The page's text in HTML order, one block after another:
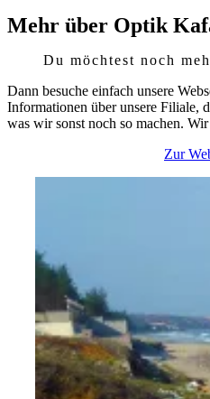
Mehr über Optik
Du möchtest noch
Dann besuche einfach unsere
Informationen über unsere Filiale,
was wir sonst noch so machen.
Zur